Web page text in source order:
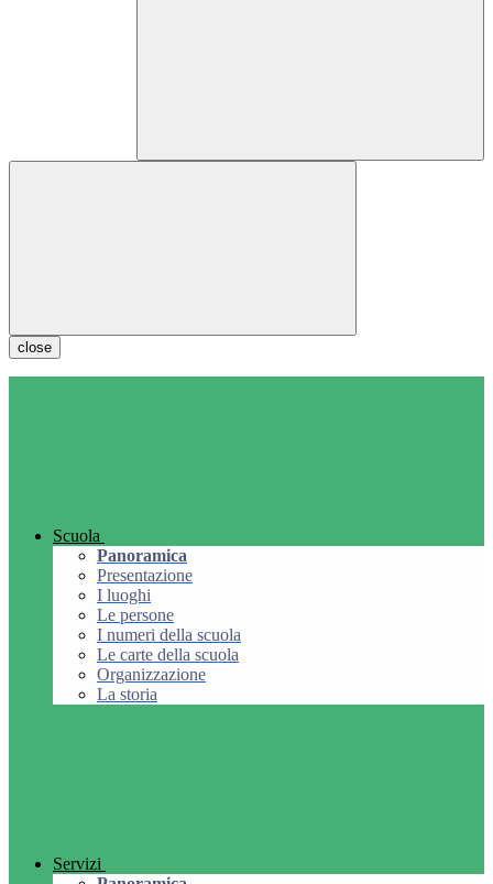
close
Scuola
Panoramica
Presentazione
I luoghi
Le persone
I numeri della scuola
Le carte della scuola
Organizzazione
La storia
Servizi